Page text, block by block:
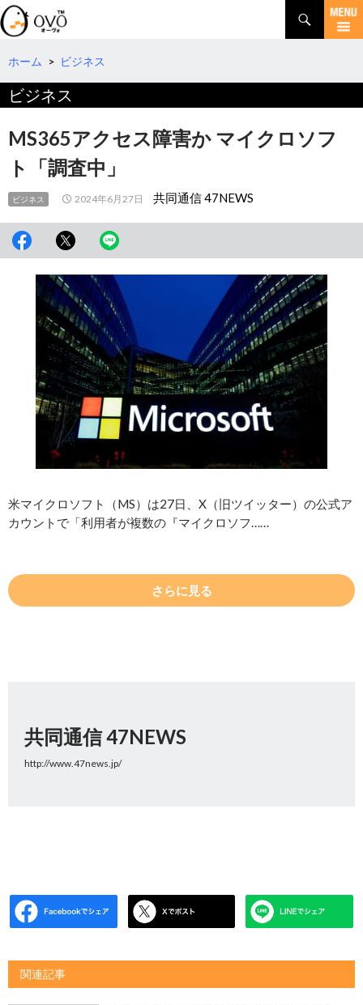
検
索
コ
テ
へ
移
動
ホーム > ビジネス
ビジネス
MS365アクセス障害か マイクロソフ
ト「調査中」
ビジネス 2024年6月27日 共同通信 47NEWS
米マイクロソフト（MS）は27日、X（旧ツイッター）の公式ア
カウントで「利用者が複数の『マイクロソフ……
さらに見る
共同通信 47NEWS
http://www.47news.jp/
関連記事